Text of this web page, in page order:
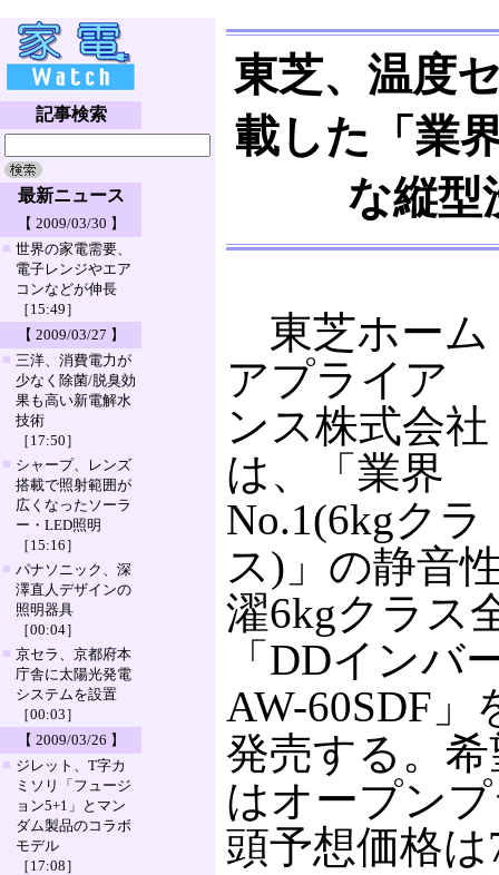
記事検索
最新ニュース
【 2009/03/30 】
■ 世界の家電需要、
電子レンジやエア
コンなどが伸長
［15:49］
【 2009/03/27 】
■ 三洋、消費電力が
少なく除菌/脱臭効
果も高い新電解水
技術
［17:50］
■ シャープ、レンズ
搭載で照射範囲が
広くなったソーラ
ー・LED照明
［15:16］
■ パナソニック、深
澤直人デザインの
照明器具
［00:04］
■ 京セラ、京都府本
庁舎に太陽光発電
システムを設置
［00:03］
【 2009/03/26 】
■ ジレット、T字カ
ミソリ「フュージ
ョン5+1」とマン
ダム製品のコラボ
モデル
［17:08］
東芝、温度
載した「業
な縦型
東芝ホーム
アプライア
ンス株式会社
は、「業界
No.1(6kgクラ
ス)」の静音
濯6kgクラス
「DDインバ
AW-60SDF」
発売する。
はオープン
頭予想価格